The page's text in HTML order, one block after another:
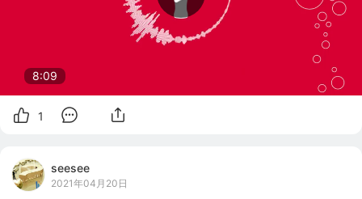
8:09
1
seesee
2021年04月20日